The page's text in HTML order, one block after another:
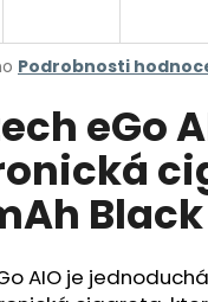
Podrobnosti
eGo
Black
AIO jeHLEDAT